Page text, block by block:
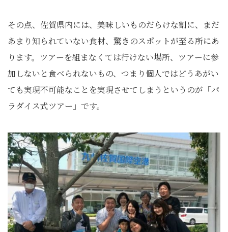
その点、佐賀県内には、美味しいものだらけな割に、まだ
あまり知られていない食材、驚きのスポットが至る所にあ
ります。ツアーを組まなくては行けない場所、ツアーに参
加しないと食べられないもの、つまり個人ではどうあがい
ても実現不可能なことを実現させてしまうというのが「パ
ラダイス式ツアー」です。